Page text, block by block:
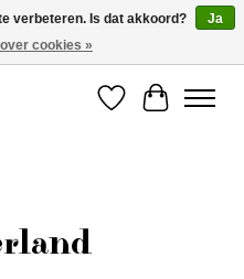
Verlanglijst
verbeteren. Is dat akkoord?
Ja
cookies »